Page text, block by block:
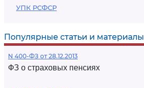
УПК РСФСР
Популярные статьи и материалы
N 400-ФЗ от 28.12.2013
ФЗ о страховых пенсиях